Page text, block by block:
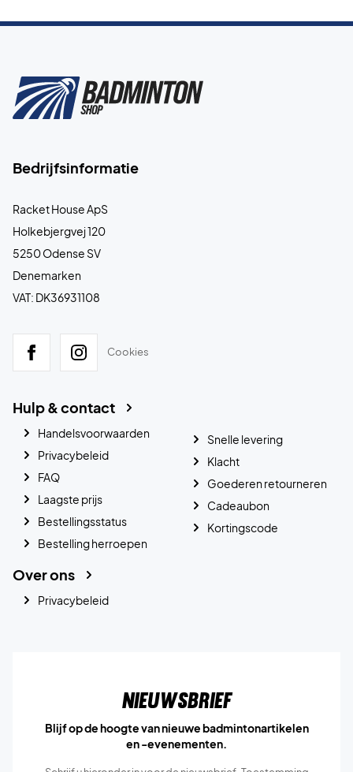
Bedrijfsinformatie
Racket House ApS
Holkebjergvej 120
5250 Odense SV
Denemarken
VAT: DK36931108
Cookies
Hulp & contact
Handelsvoorwaarden
Privacybeleid
FAQ
Laagste prijs
Bestellingsstatus
Bestelling herroepen
Snelle levering
Klacht
Goederen retourneren
Cadeaubon
Kortingscode
Over ons
Privacybeleid
Nieuwsbrief
Blijf op de hoogte van nieuwe badmintonartikelen
en -evenementen.